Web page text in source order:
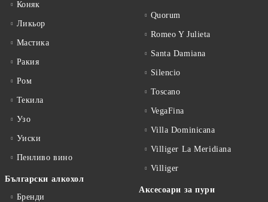
Коняк
Ликьор
Мастика
Ракия
Ром
Текила
Узо
Уиски
Пенливо вино
Български алкохол
Бренди
Quorum
Romeo Y Julieta
Santa Damiana
Silencio
Toscano
VegaFina
Villa Dominicana
Villiger La Meridiana
Villiger
Аксесоари за пури